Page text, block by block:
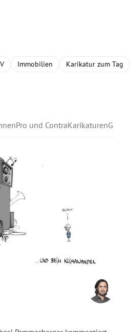
Immobilien Karikatur zum Tag
Pro und ContraKarikaturen